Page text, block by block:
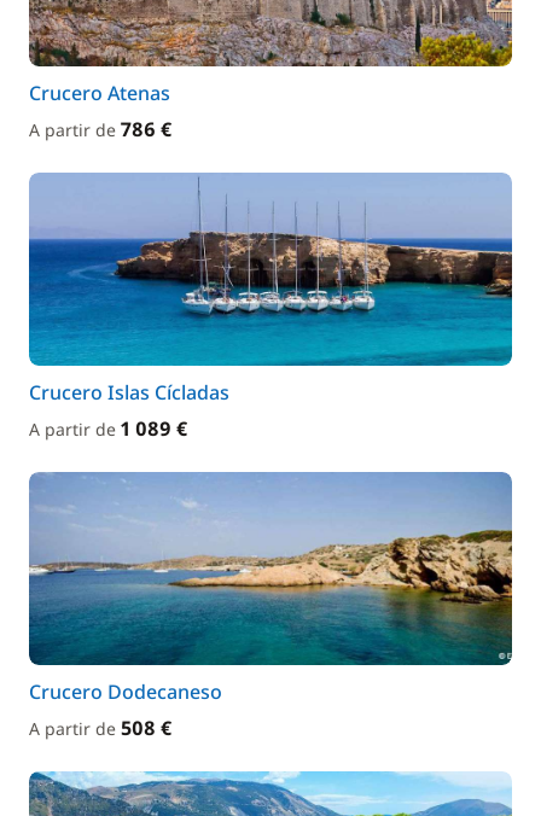
Crucero Atenas
A partir de 786 €
Crucero Islas Cícladas
A partir de 1 089 €
Crucero Dodecaneso
A partir de 508 €